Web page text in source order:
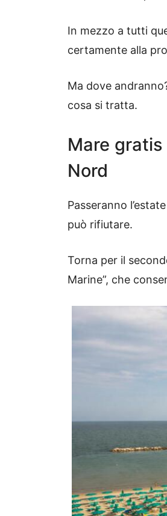
In mezzo a tutti
certamente alla
Ma dove
cosa si tratta.
Mare
Nord
Passeranno
può rifiutare.
Torna per il
Marine”, che